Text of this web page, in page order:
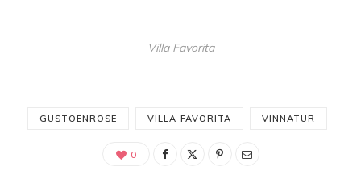
Villa Favorita
GUSTOENROSE VILLA FAVORITA VINNATUR
0